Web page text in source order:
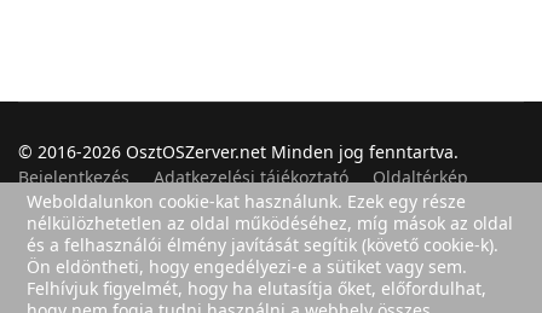
© 2016-2026 OsztOSZerver.net Minden jog fenntartva.
Bejelentkezés
Adatkezelési tájékoztató Oldaltérkép
Felhasználók
Weboldalunkon cookie-kat használunk. Ezek egy része
nélkülözhetetlen az oldal működéséhez, míg mások az oldal
és a felhasználói élmény javítását segítik (követő cookie-k).
Ön eldöntheti, hogy engedélyezi-e a sütiket vagy sem.
Felhívjuk figyelmét, hogy ha elutasítja őket, előfordulhat,